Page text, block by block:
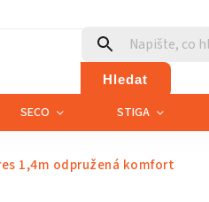
Hledat
SECO STIGA
1,4m odpružená komfort